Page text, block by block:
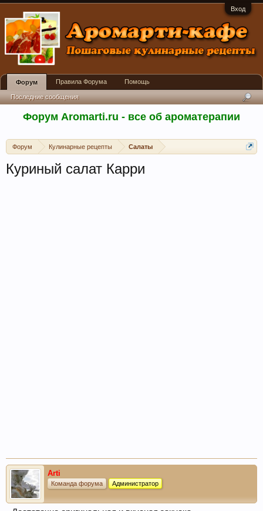
Вход
Форум Aromarti.ru - все об ароматерапии
Форум Кулинарные рецепты Салаты
Куриный салат Карри
Arti
Команда форума Администратор
Форум
Последние сообщения
Правила Форума Помощь